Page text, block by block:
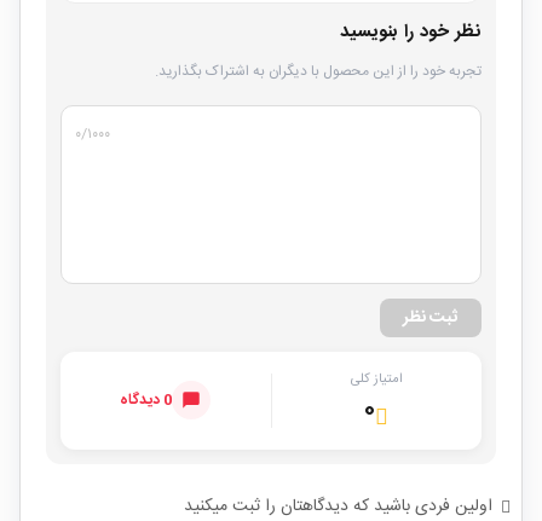
نظر خود را بنویسید
تجربه خود را از این محصول با دیگران به اشتراک بگذارید.
۰/۱۰۰۰
ثبت نظر
امتیاز کلی
۰ 0 دیدگاه
اولین فردی باشید که دیدگاهتان را ثبت میکنید